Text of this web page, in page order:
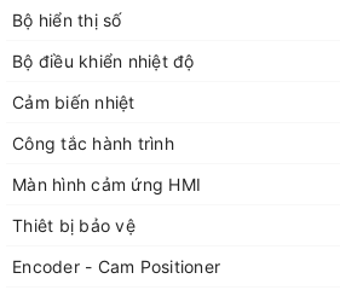
Bộ hiển thị số
Bộ điều khiển nhiệt độ
Cảm biến nhiệt
Công tắc hành trình
Màn hình cảm ứng HMI
Thiêt bị bảo vệ
Encoder - Cam Positioner